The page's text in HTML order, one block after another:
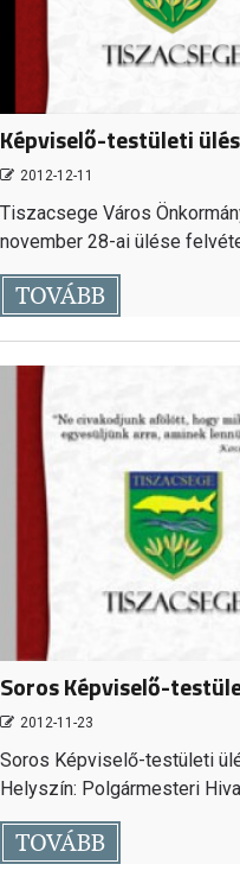
Képviselő-testületi
2012-12-11
Tiszacsege Város
november 28-ai ülése
TOVÁBB
Soros Képviselő-
2012-11-23
Soros Képviselő-testületi
Helyszín: Polgármesteri
TOVÁBB